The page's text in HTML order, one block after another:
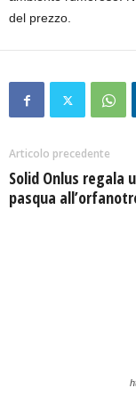
del prezzo.
Articolo precedente
Solid Onlus regala
pasqua